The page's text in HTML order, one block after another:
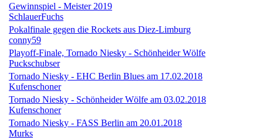
Gewinnspiel - Meister 2019
SchlauerFuchs
Pokalfinale gegen die Rockets aus Diez-Limburg
conny59
Playoff-Finale, Tornado Niesky - Schönheider Wölfe
Puckschubser
Tornado Niesky - EHC Berlin Blues am 17.02.2018
Kufenschoner
Tornado Niesky - Schönheider Wölfe am 03.02.2018
Kufenschoner
Tornado Niesky - FASS Berlin am 20.01.2018
Murks